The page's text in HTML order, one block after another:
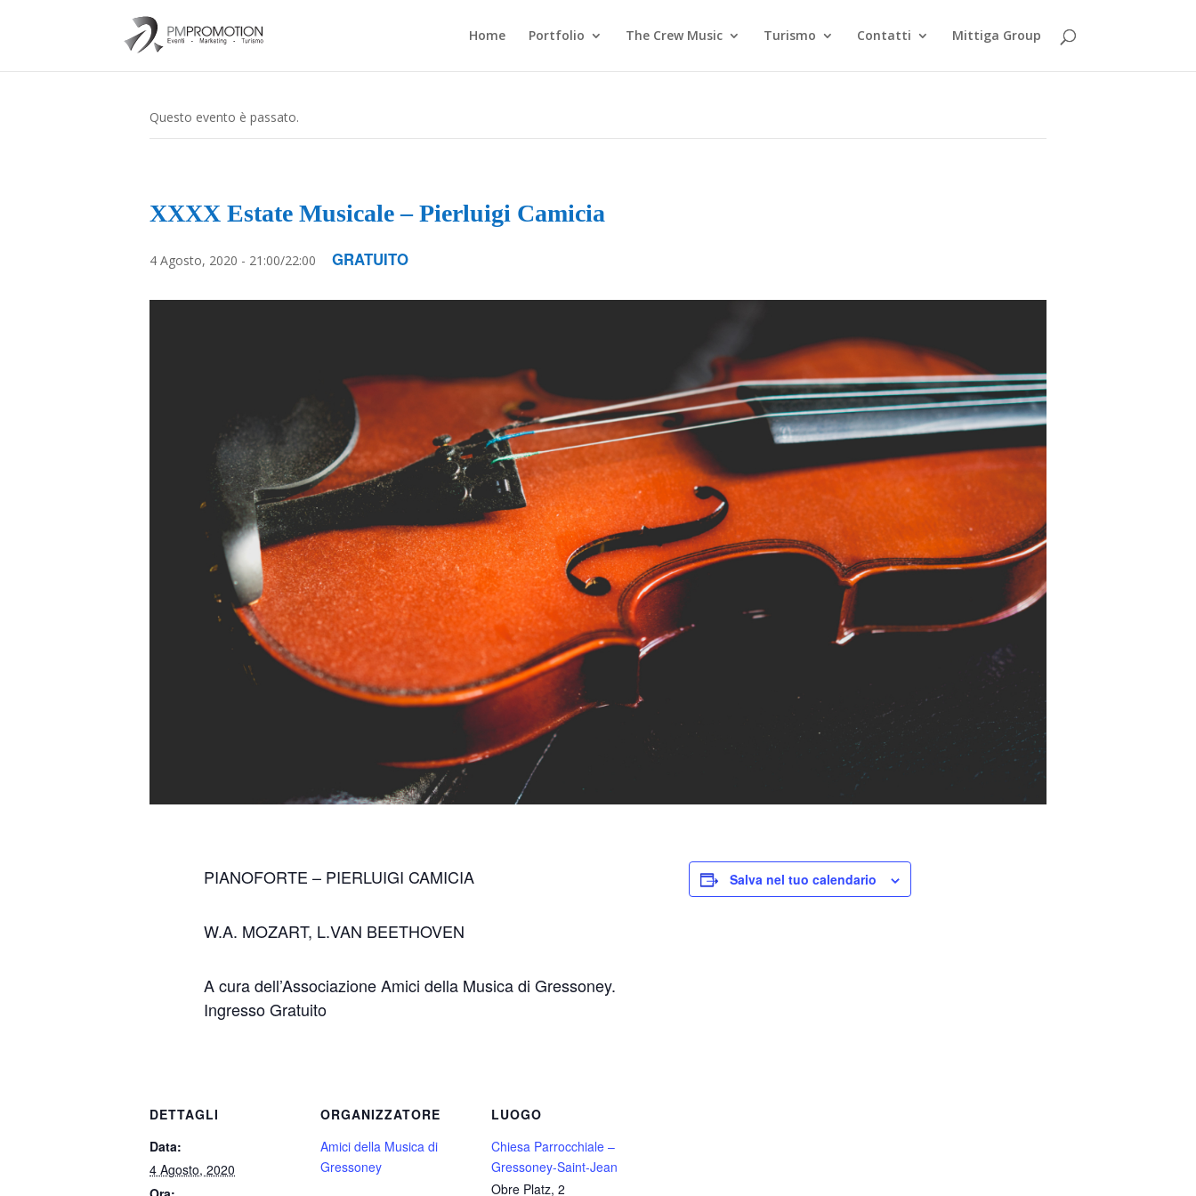
Home Portfolio The Crew Music Turismo Contatti Mittiga Group
Questo evento è passato.
XXXX Estate Musicale – Pierluigi Camicia
4 Agosto, 2020 - 21:00/22:00 GRATUITO
PIANOFORTE – PIERLUIGI CAMICIA
W.A. MOZART, L.VAN BEETHOVEN
A cura dell’Associazione Amici della Musica di Gressoney.
Ingresso Gratuito
Salva nel tuo calendario
DETTAGLI
Data:
4 Agosto, 2020
ORGANIZZATORE
Amici della Musica di
Gressoney
LUOGO
Chiesa Parrocchiale –
Gressoney-Saint-Jean
Obre Platz, 2